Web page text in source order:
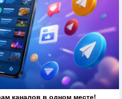
каналов в одном месте!